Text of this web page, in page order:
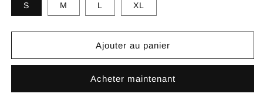
S M L XL
Ajouter au panier
Acheter maintenant